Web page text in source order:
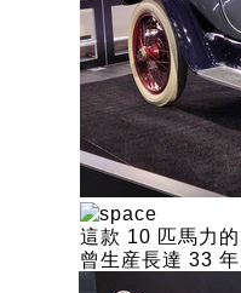
這款 10 匹馬力
曾生産長達 33 年